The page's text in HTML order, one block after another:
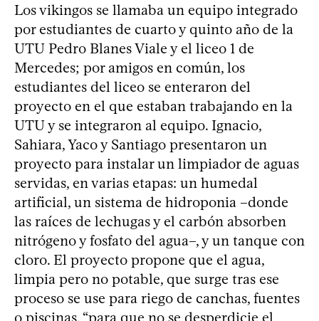
Los vikingos se llamaba un equipo integrado
por estudiantes de cuarto y quinto año de la
UTU Pedro Blanes Viale y el liceo 1 de
Mercedes; por amigos en común, los
estudiantes del liceo se enteraron del
proyecto en el que estaban trabajando en la
UTU y se integraron al equipo. Ignacio,
Sahiara, Yaco y Santiago presentaron un
proyecto para instalar un limpiador de aguas
servidas, en varias etapas: un humedal
artificial, un sistema de hidroponia –donde
las raíces de lechugas y el carbón absorben
nitrógeno y fosfato del agua–, y un tanque con
cloro. El proyecto propone que el agua,
limpia pero no potable, que surge tras ese
proceso se use para riego de canchas, fuentes
o piscinas, “para que no se desperdicie el